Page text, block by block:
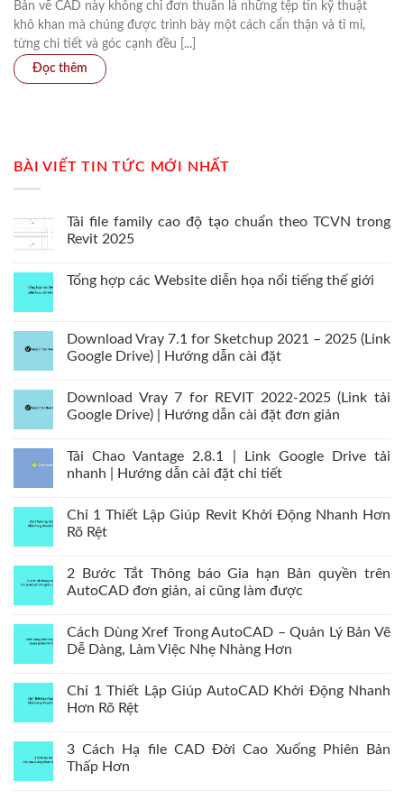
Bản vẽ CAD này không chỉ đơn thuần là những tệp tin kỹ thuật
khô khan mà chúng được trình bày một cách cẩn thận và tỉ mỉ,
từng chi tiết và góc cạnh đều [...]
BÀI VIẾT TIN TỨC MỚI NHẤT
Tải file family cao độ tạo chuẩn theo TCVN trong
Revit 2025
Tổng hợp các Website diễn họa nổi tiếng thế giới
Download Vray 7.1 for Sketchup 2021 – 2025 (Link
Google Drive) | Hướng dẫn cài đặt
Download Vray 7 for REVIT 2022-2025 (Link tải
Google Drive) | Hướng dẫn cài đặt đơn giản
Tải Chao Vantage 2.8.1 | Link Google Drive tải
nhanh | Hướng dẫn cài đặt chi tiết
Chỉ 1 Thiết Lập Giúp Revit Khởi Động Nhanh Hơn
Rõ Rệt
2 Bước Tắt Thông báo Gia hạn Bản quyền trên
AutoCAD đơn giản, ai cũng làm được
Cách Dùng Xref Trong AutoCAD – Quản Lý Bản Vẽ
Dễ Dàng, Làm Việc Nhẹ Nhàng Hơn
Chỉ 1 Thiết Lập Giúp AutoCAD Khởi Động Nhanh
Hơn Rõ Rệt
3 Cách Hạ file CAD Đời Cao Xuống Phiên Bản
Thấp Hơn